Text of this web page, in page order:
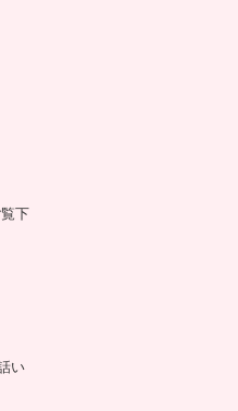
下
い